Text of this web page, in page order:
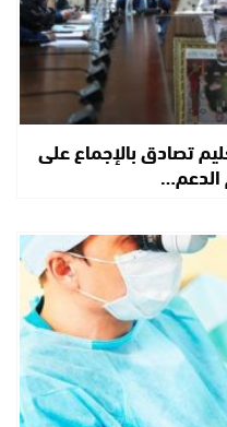
تصادق بالإجماع على
الدعم…